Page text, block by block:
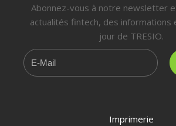
Abonnez-vous à notre newsletter
actualités fintech, des informations
jour de TRESIO.
Imprimerie